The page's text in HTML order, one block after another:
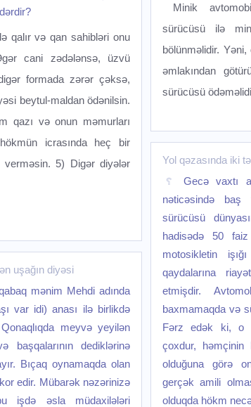
qalır və qan sahibləri onu
cani zədələnsə, üzvü
formada zərər çəksə,
beytul-maldan ödənilsin.
qazı və onun məmurları
icrasında heç bir
verməsin. 5) Digər diyələr
uşağın diyəsi
mənim Mehdi adında
var idi) anası ilə birlikdə
meyvə yeyilən
başqalarının dediklərinə
Bıçaq oynamaqda olan
edir. Mübarək nəzərinizə
işdə əsla müdaxilələri
Minik
sürücüsü ilə
bölünməlidir.
əmlakından
sürücüsü
Yol qəzasında iki
Gecə vaxtı
nəticəsində baş
sürücüsü
hadisədə 50
motosikletin
qaydalarına
etmişdir.
baxmamaqda və
Fərz edək ki, o
çoxdur, həmçinin
olduğuna görə
gerçək amili
olduqda hökm